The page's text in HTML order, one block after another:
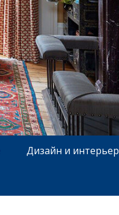
Дизайн и интерьер